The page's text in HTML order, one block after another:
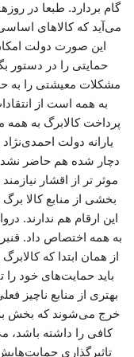
گام بردارد. طبعا در
می‌آید که کالاهای
این صورت دولت امکان
حمایتی را در دستور
مشکلات معیشتی را به
به همه است از
پرداخت کالابرگ به
یارانه دولت
دچار شده هم حاضر نشد
موثر تر از اقشار
بخشی از منابع کالا
این ارقام هم ندارند.
به همه اختصاص داد.
از همان ابتدا که
باید حمایت‌های خود را
بهتری از منابع ناچیز
خرج می‌شوند که بخش
کافی را داشته باشد،
تاثیرگذاری